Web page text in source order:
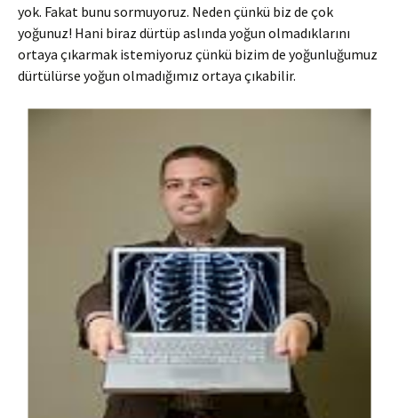
yok. Fakat bunu sormuyoruz. Neden çünkü biz de çok
yoğunuz! Hani biraz dürtüp aslında yoğun olmadıklarını
ortaya çıkarmak istemiyoruz çünkü bizim de yoğunluğumuz
dürtülürse yoğun olmadığımız ortaya çıkabilir.